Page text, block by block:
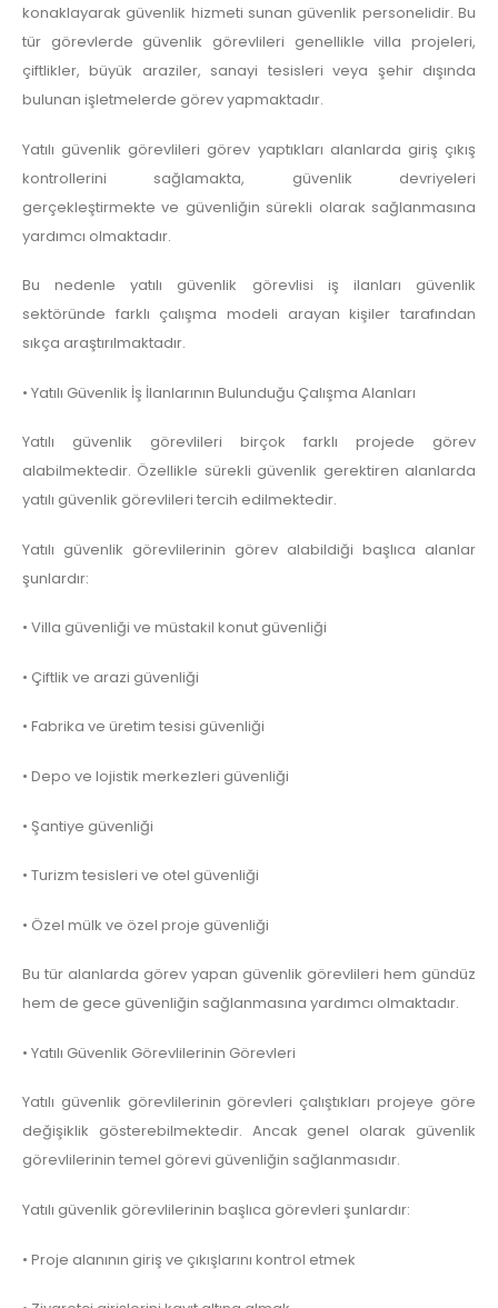
konaklayarak güvenlik hizmeti sunan güvenlik personelidir. Bu
tür görevlerde güvenlik görevlileri genellikle villa projeleri,
çiftlikler, büyük araziler, sanayi tesisleri veya şehir dışında
bulunan işletmelerde görev yapmaktadır.
Yatılı güvenlik görevlileri görev yaptıkları alanlarda giriş çıkış
kontrollerini sağlamakta, güvenlik devriyeleri
gerçekleştirmekte ve güvenliğin sürekli olarak sağlanmasına
yardımcı olmaktadır.
Bu nedenle yatılı güvenlik görevlisi iş ilanları güvenlik
sektöründe farklı çalışma modeli arayan kişiler tarafından
sıkça araştırılmaktadır.
• Yatılı Güvenlik İş İlanlarının Bulunduğu Çalışma Alanları
Yatılı güvenlik görevlileri birçok farklı projede görev
alabilmektedir. Özellikle sürekli güvenlik gerektiren alanlarda
yatılı güvenlik görevlileri tercih edilmektedir.
Yatılı güvenlik görevlilerinin görev alabildiği başlıca alanlar
şunlardır:
• Villa güvenliği ve müstakil konut güvenliği
• Çiftlik ve arazi güvenliği
• Fabrika ve üretim tesisi güvenliği
• Depo ve lojistik merkezleri güvenliği
• Şantiye güvenliği
• Turizm tesisleri ve otel güvenliği
• Özel mülk ve özel proje güvenliği
Bu tür alanlarda görev yapan güvenlik görevlileri hem gündüz
hem de gece güvenliğin sağlanmasına yardımcı olmaktadır.
• Yatılı Güvenlik Görevlilerinin Görevleri
Yatılı güvenlik görevlilerinin görevleri çalıştıkları projeye göre
değişiklik gösterebilmektedir. Ancak genel olarak güvenlik
görevlilerinin temel görevi güvenliğin sağlanmasıdır.
Yatılı güvenlik görevlilerinin başlıca görevleri şunlardır:
• Proje alanının giriş ve çıkışlarını kontrol etmek